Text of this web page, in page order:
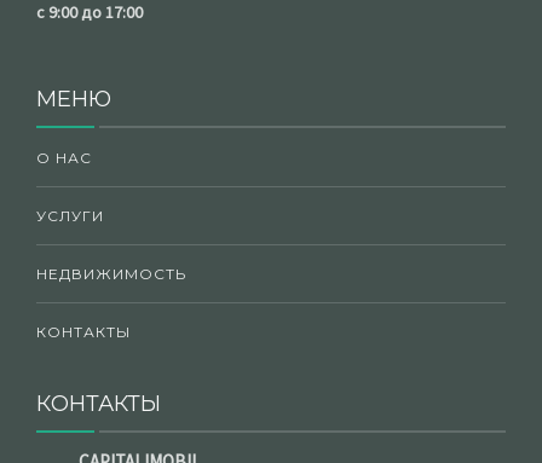
с 9:00 до 17:00
МЕНЮ
О НАС
УСЛУГИ
НЕДВИЖИМОСТЬ
КОНТАКТЫ
КОНТАКТЫ